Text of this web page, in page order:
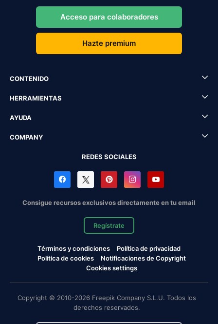
Acceso para colaboradores
Hazte premium
CONTENIDO
HERRAMIENTAS
AYUDA
COMPANY
REDES SOCIALES
Consigue recursos exclusivos directamente en tu email
Regístrate
Términos y condiciones
Política de privacidad
Política de cookies
Notificaciones de Copyright
Cookies settings
Copyright © 2010-2026 Freepik Company S.L.U. Todos los
derechos reservados.